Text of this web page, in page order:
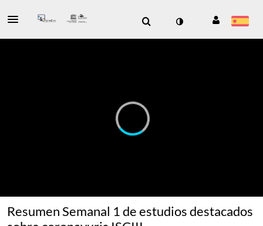
Resumen Semanal 1 de estudios destacados